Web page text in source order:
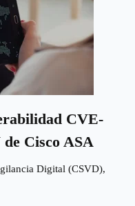
CVE-
de Cisco ASA
Digital (CSVD),